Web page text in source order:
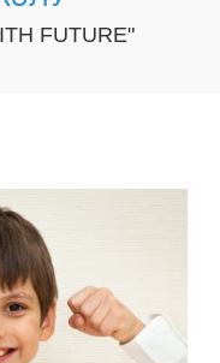
FUTURE"